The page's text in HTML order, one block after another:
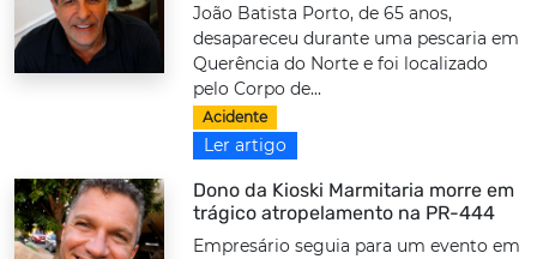
João Batista Porto, de 65 anos,
desapareceu durante uma pescaria em
Querência do Norte e foi localizado
pelo Corpo de...
Acidente
Ler artigo
Dono da Kioski Marmitaria morre em
trágico atropelamento na PR-444
Empresário seguia para um evento em